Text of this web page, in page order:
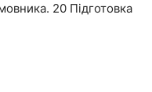
20 Підготовка